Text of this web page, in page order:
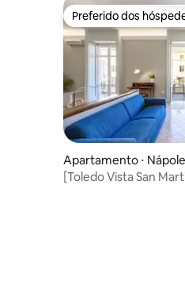
Preferido dos
Preferido dos
Apartamento ⋅
[Toledo Vista San